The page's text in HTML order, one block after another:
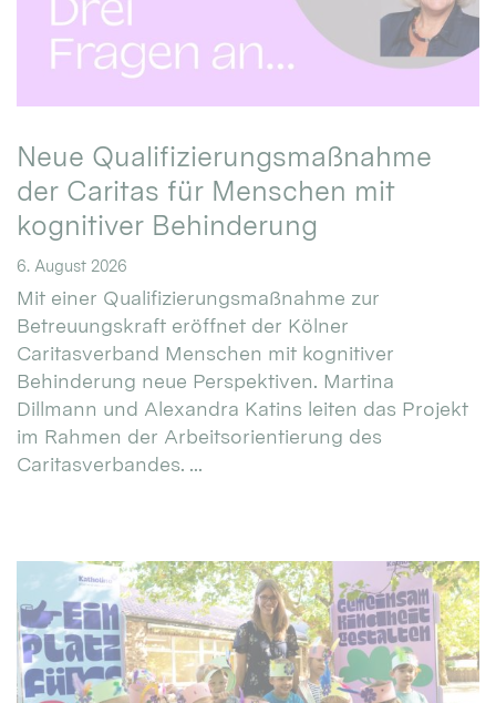
Neue Qualifizierungsmaßnahme
der Caritas für Menschen mit
kognitiver Behinderung
6. August 2026
Mit einer Qualifizierungsmaßnahme zur
Betreuungskraft eröffnet der Kölner
Caritasverband Menschen mit kognitiver
Behinderung neue Perspektiven. Martina
Dillmann und Alexandra Katins leiten das Projekt
im Rahmen der Arbeitsorientierung des
Caritasverbandes. ...